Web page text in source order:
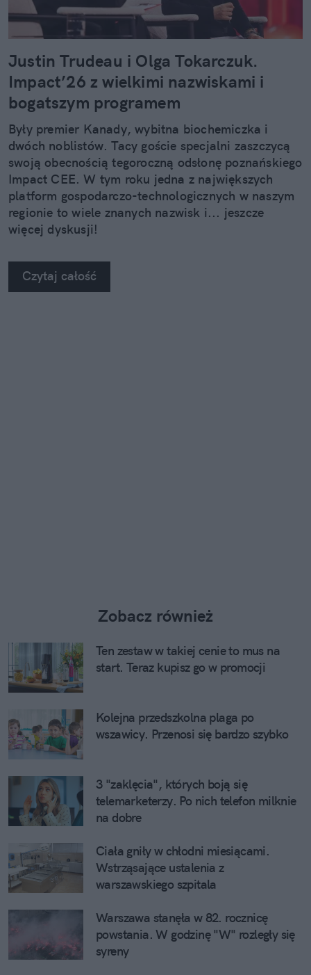
Justin Trudeau i Olga Tokarczuk.
Impact’26 z wielkimi nazwiskami i
bogatszym programem
Były premier Kanady, wybitna biochemiczka i
dwóch noblistów. Tacy goście specjalni zaszczycą
swoją obecnością tegoroczną odsłonę poznańskiego
Impact CEE. W tym roku jedna z największych
platform gospodarczo-technologicznych w naszym
regionie to wiele znanych nazwisk i... jeszcze
więcej dyskusji!
Czytaj całość
Zobacz również
Ten zestaw w takiej cenie to mus na
start. Teraz kupisz go w promocji
Kolejna przedszkolna plaga po
wszawicy. Przenosi się bardzo szybko
3 "zaklęcia", których boją się
telemarketerzy. Po nich telefon milknie
na dobre
Ciała gniły w chłodni miesiącami.
Wstrząsające ustalenia z
warszawskiego szpitala
Warszawa stanęła w 82. rocznicę
powstania. W godzinę "W" rozległy się
syreny